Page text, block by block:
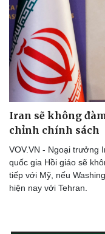
Doanh nghiệp
Thông tin doanh nghiệp
Doanh nghiệp 24h
Vì cộng đồng
Iran sẽ không
chỉnh chính sách
VOV.VN - Ngoại trưởng
quốc gia Hồi giáo sẽ
tiếp với Mỹ, nếu
hiện nay với Tehran.